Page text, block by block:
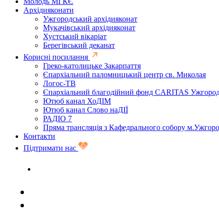
Архідияконати
Ужгородський архідияконат
Мукачівський архідияконат
Хустський вікаріат
Берегівський деканат
Корисні посилання
Греко-католицьке Закарпаття
Єпархіальний паломницький центр св. Миколая
Логос-ТВ
Єпархіальний благодійний фонд CARITAS
Ютюб канал ХоДІМ
Ютюб канал Слово наДІЇ
РАДІО 7
Пряма трансляція з Кафедрального собору
Контакти
Підтримати нас